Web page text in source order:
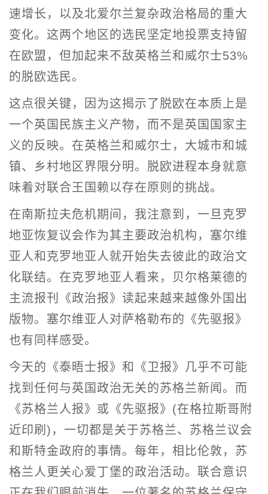
速增长，以及北爱尔兰复杂政治格局的重大
变化。这两个地区的选民坚定地投票支持留
在欧盟，但加起来不敌英格兰和威尔士53%
的脱欧选民。
这点很关键，因为这揭示了脱欧在本质上是
一个英国民族主义产物，而不是英国国家主
义的反映。在英格兰和威尔士，大城市和城
镇、乡村地区界限分明。脱欧进程本身就意
味着对联合王国赖以存在原则的挑战。
在南斯拉夫危机期间，我注意到，一旦克罗
地亚恢复议会作为其主要政治机构，塞尔维
亚人和克罗地亚人就开始失去彼此的政治文
化联结。在克罗地亚人看来，贝尔格莱德的
主流报刊《政治报》读起来越来越像外国出
版物。塞尔维亚人对萨格勒布的《先驱报》
也有同样感受。
今天的《泰晤士报》和《卫报》几乎不可能
找到任何与英国政治无关的苏格兰新闻。而
《苏格兰人报》或《先驱报》(在格拉斯哥附
近印刷)，一切都是关于苏格兰、苏格兰议会
和斯特金政府的事情。每年，相比伦敦，苏
格兰人更关心爱丁堡的政治活动。联合意识